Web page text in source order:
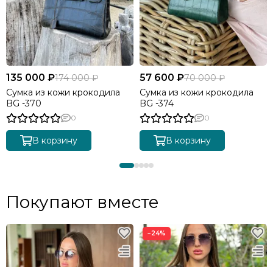
135 000 ₽174 000 ₽
Сумка из кожи крокодила
BG -370
0
В корзину
57 600 ₽70 000 ₽
Сумка из кожи крокодила
BG -374
0
В корзину
Покупают вместе
−24%